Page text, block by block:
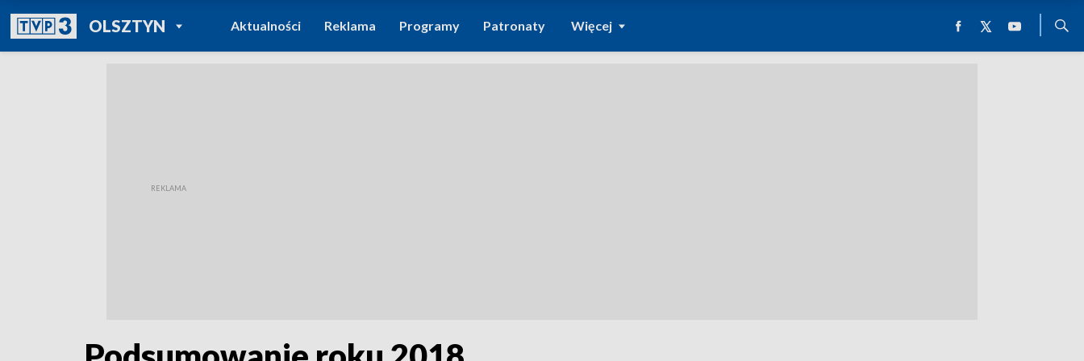
OLSZTYNPOWRÓT DO
TVP REGIONY
Aktualności Reklama Programy Patronaty Więcej